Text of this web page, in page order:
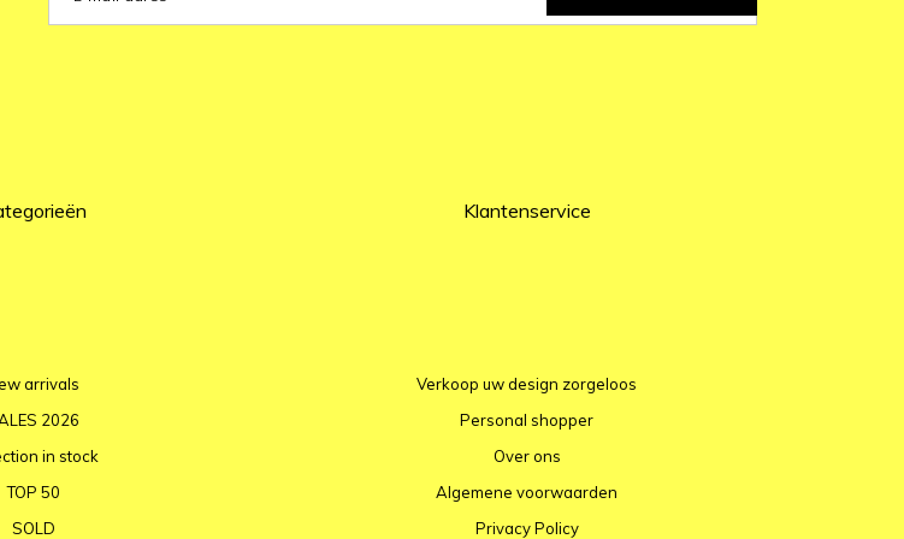
arrivals
2026
in stock
TOP 50
SOLD
Klantenservice
Verkoop uw design zorgeloos
Personal shopper
Over ons
Algemene voorwaarden
Privacy Policy